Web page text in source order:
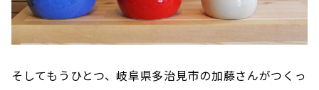
そしてもうひとつ、岐阜県多治見市の加藤さんがつくっ